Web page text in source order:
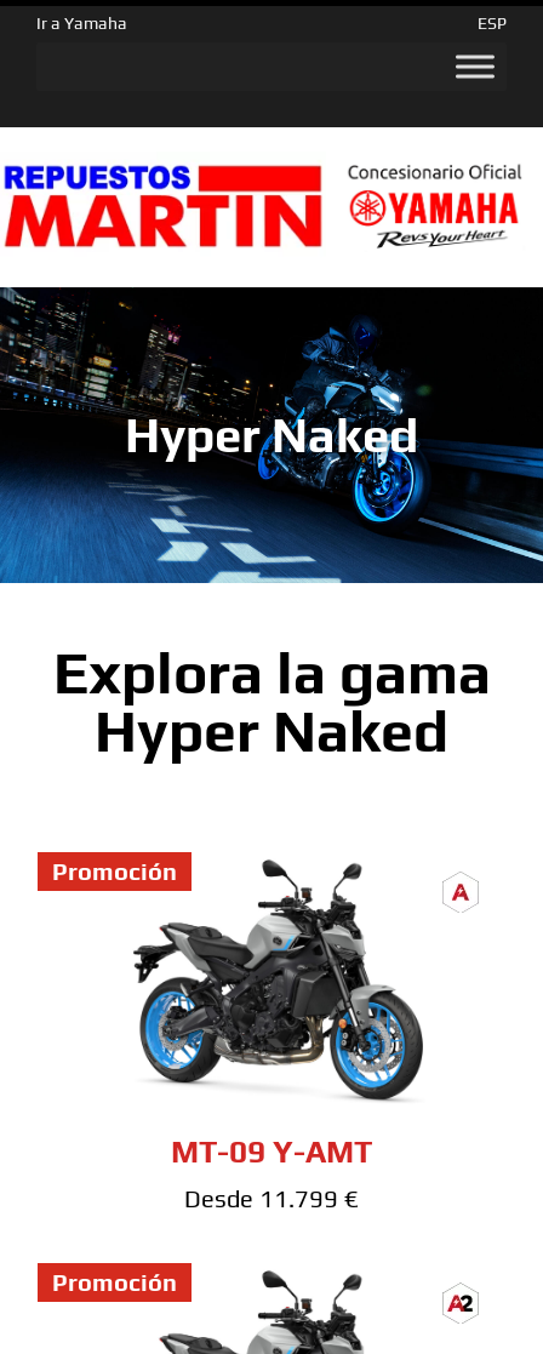
Ir a Yamaha ESP
Hyper Naked
Explora la gama
Hyper Naked
Promoción
MT-09 Y-AMT
Desde 11.799 €
Promoción